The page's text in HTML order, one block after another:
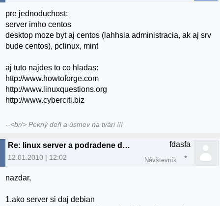
pre jednoduchost:
server imho centos
desktop moze byt aj centos (lahhsia administracia, ak aj srv
bude centos), pclinux, mint
aj tuto najdes to co hladas:
http://www.howtoforge.com
http://www.linuxquestions.org
http://www.cyberciti.biz
--<br/> Pekný deň a úsmev na tvári !!!
Re: linux server a podradene desktopy a userovia
12.01.2010 | 12:02
fdasfa
Návštevník
nazdar,
1.ako server si daj debian